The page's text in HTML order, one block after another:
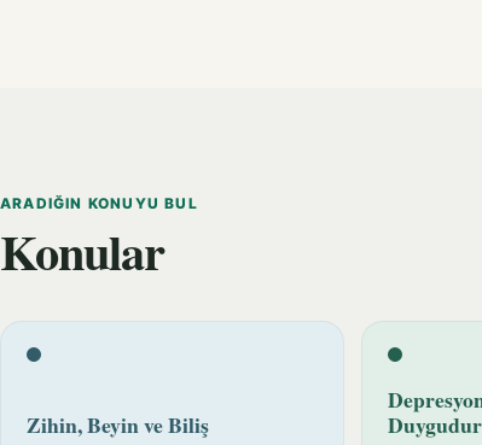
ARADIĞIN KONUYU BUL
Konular
Zihin, Beyin ve Biliş